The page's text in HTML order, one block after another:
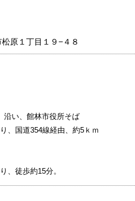
原１丁目１９−４８
沿い、館林市役所そば
、国道354線経由、約5ｋｍ
、徒歩約15分。